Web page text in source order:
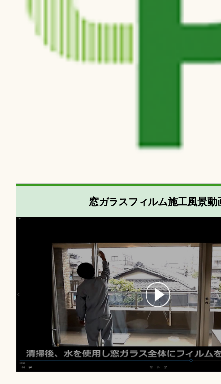
窓ガラスフィルム施工風景動